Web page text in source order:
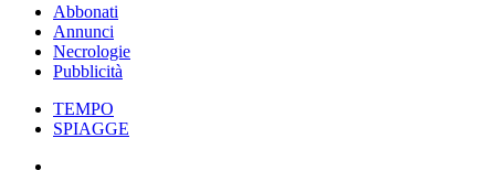
Abbonati
Annunci
Necrologie
Pubblicità
TEMPO
SPIAGGE